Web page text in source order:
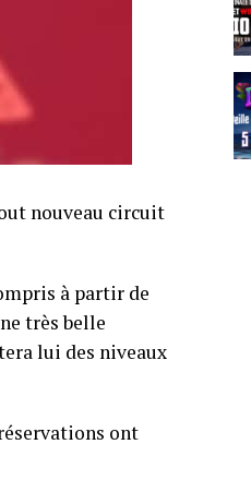
nouveau circuit
à partir de
très belle
lui des niveaux
ont